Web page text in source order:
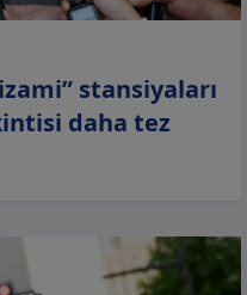
stansiyaları
daha tez